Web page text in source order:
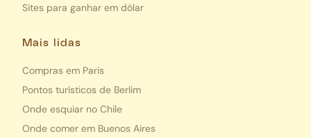
Sites para ganhar em dólar
Mais lidas
Compras em Paris
Pontos turísticos de Berlim
Onde esquiar no Chile
Onde comer em Buenos Aires